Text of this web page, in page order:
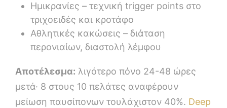
Ημικρανίες – τεχνική trigger points στο
τριχοειδές και κροτάφο
Αθλητικές κακώσεις – διάταση
περονιαίων, διαστολή λέμφου
Αποτέλεσμα: λιγότερο πόνο 24-48 ώρες
μετά· 8 στους 10 πελάτες αναφέρουν
μείωση παυσίπονων τουλάχιστον 40%. Deep